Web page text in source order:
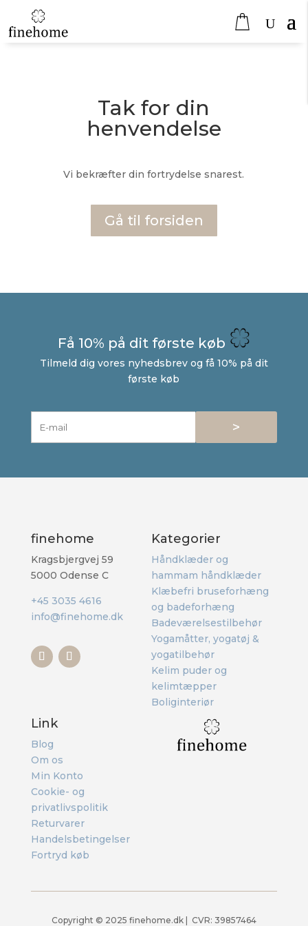
Tak for din
henvendelse
Vi bekræfter din fortrydelse snarest.
Gå til forsiden
Få 10% på dit første køb
Tilmeld dig vores nyhedsbrev og få 10% på dit
første køb
>
finehome
Kragsbjergvej 59
5000 Odense C
+45 3035 4616
info@finehome.dk
Kategorier
Håndklæder og
hammam håndklæder
Klæbefri bruseforhæng
og badeforhæng
Badeværelsestilbehør
Yogamåtter, yogatøj &
yogatilbehør
Kelim puder og
kelimtæpper
Boliginteriør
Link
Blog
Om os
Min Konto
Cookie- og
privatlivspolitik
Returvarer
Handelsbetingelser
Fortryd køb
Copyright © 2025 finehome.dk | CVR: 39857464